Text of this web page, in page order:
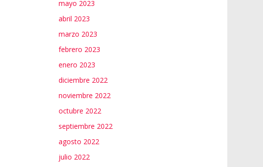
mayo 2023
abril 2023
marzo 2023
febrero 2023
enero 2023
diciembre 2022
noviembre 2022
octubre 2022
septiembre 2022
agosto 2022
julio 2022